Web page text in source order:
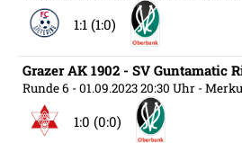
1:1 (1:0)
Grazer AK 1902 - SV Guntamatic
Runde 6 - 01.09.2023 20:30 Uhr -
1:0 (0:0)